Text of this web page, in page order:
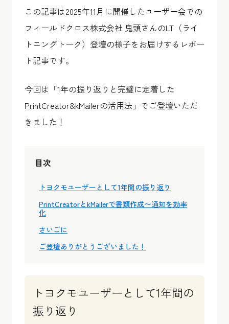
この記事は2025年11月に開催したユーザー会での
フィールドクロス株式会社 鬼頭さんのLT（ライ
トニングトーク）登壇の様子をお届けするレポー
ト記事です。
今回は「1年の振り返りと完璧に定着した
PrintCreator&kMailerの活用法」でご登壇いただ
きました！
目次
トヨクモユーザーとして1年間の振り返り
PrintCreatorとkMailerで書類作成〜通知を効率
化
さいごに
ご登壇ありがとうございました！
トヨクモユーザーとして1年間の
振り返り